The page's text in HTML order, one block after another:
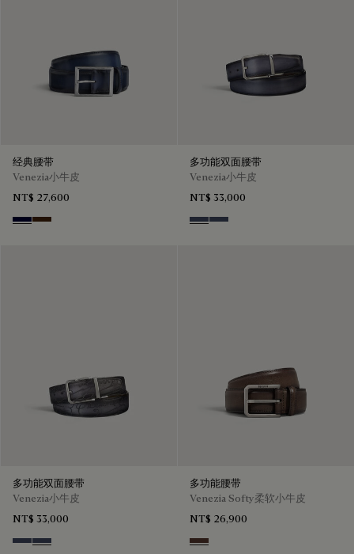
经典腰带
Venezia小牛皮
NT$ 27,600
Nero BluMarrone Intenso
多功能双面腰带
Venezia小牛皮
NT$ 33,000
Nero & Tobacco Bis
Tobacco Bis & Nero
多功能双面腰带
Venezia小牛皮
NT$ 33,000
Nero & Tobacco Bis
Tobacco Bis & Nero
多功能腰带
Venezia Softy柔软小牛皮
NT$ 26,900
Soft Brown